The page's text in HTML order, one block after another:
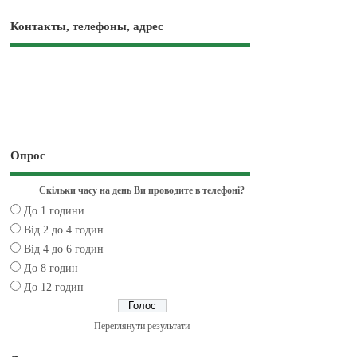
Контакты, телефоны, адрес
Опрос
Скільки часу на день Ви проводите в телефоні?
До 1 години
Від 2 до 4 годин
Від 4 до 6 годин
До 8 годин
До 12 годин
Переглянути результати